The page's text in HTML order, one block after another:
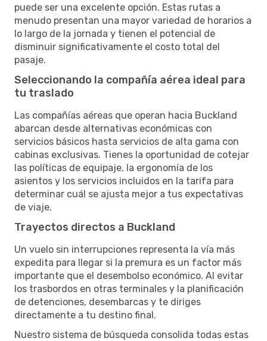
puede ser una excelente opción. Estas rutas a
menudo presentan una mayor variedad de horarios a
lo largo de la jornada y tienen el potencial de
disminuir significativamente el costo total del
pasaje.
Seleccionando la compañía aérea ideal para
tu traslado
Las compañías aéreas que operan hacia Buckland
abarcan desde alternativas económicas con
servicios básicos hasta servicios de alta gama con
cabinas exclusivas. Tienes la oportunidad de cotejar
las políticas de equipaje, la ergonomía de los
asientos y los servicios incluidos en la tarifa para
determinar cuál se ajusta mejor a tus expectativas
de viaje.
Trayectos directos a Buckland
Un vuelo sin interrupciones representa la vía más
expedita para llegar si la premura es un factor más
importante que el desembolso económico. Al evitar
los trasbordos en otras terminales y la planificación
de detenciones, desembarcas y te diriges
directamente a tu destino final.
Nuestro sistema de búsqueda consolida todas estas